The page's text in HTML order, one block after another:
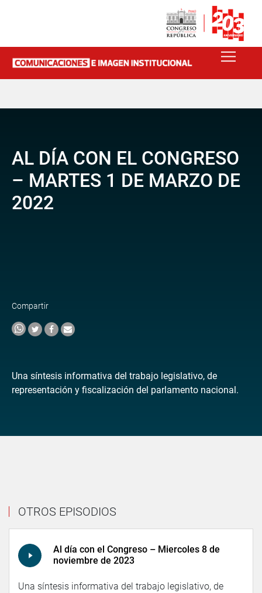
AL DÍA CON EL CONGRESO
– MARTES 1 DE MARZO DE
2022
Compartir
Una síntesis informativa del trabajo legislativo, de
representación y fiscalización del parlamento nacional.
OTROS EPISODIOS
Al día con el Congreso – Miercoles 8 de
noviembre de 2023
Una síntesis informativa del trabajo legislativo, de